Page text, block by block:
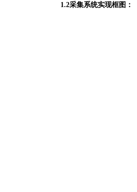
1.2采集系统实现框图：